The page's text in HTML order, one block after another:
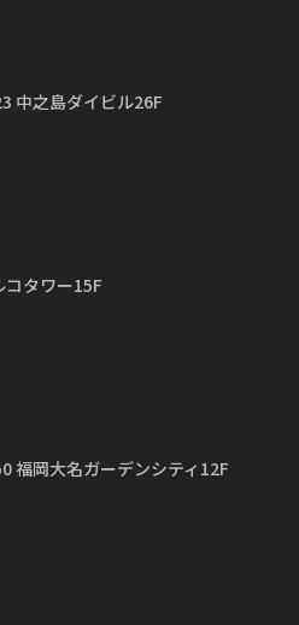
中之島ダイビル26F
タワー15F
福岡大名ガーデンシティ12F